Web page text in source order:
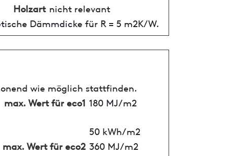
Holzart nicht relevant
Dämmdicke für R = 5 m2K/W.
wie möglich stattfinden.
max. Wert für eco1 180 MJ/m2
50 kWh/m2
max. Wert für eco2 360 MJ/m2